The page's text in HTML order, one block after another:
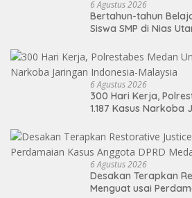
6 Agustus 2026
Bertahun-tahun
Siswa SMP di Nias
6 Agustus 2026
300 Hari Kerja,
1.187 Kasus Narkoba
6 Agustus 2026
Desakan Terapkan
Menguat usai